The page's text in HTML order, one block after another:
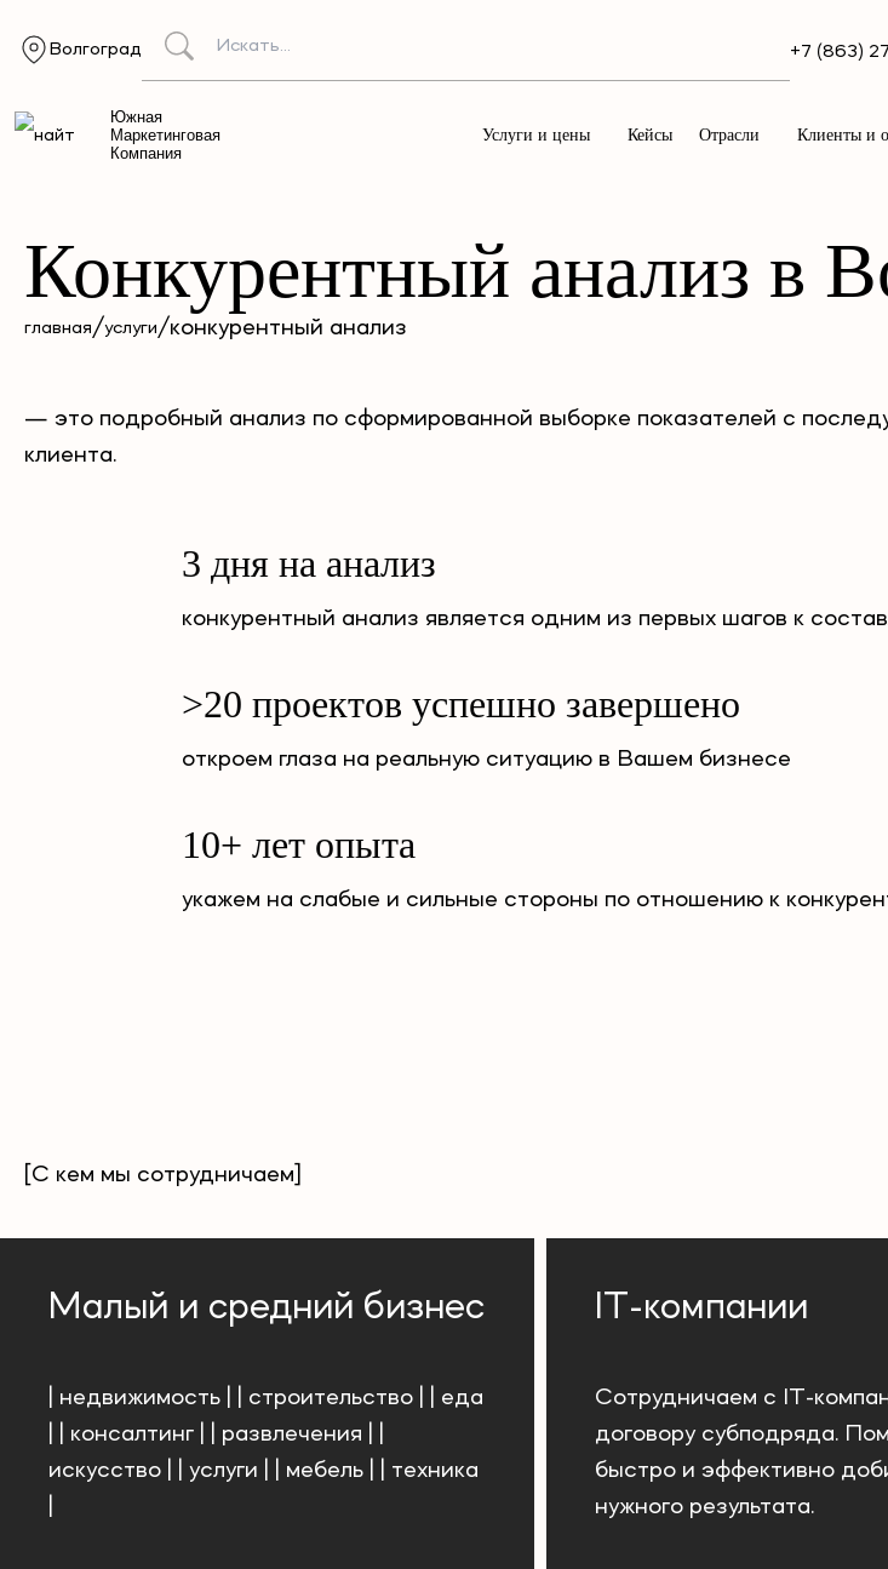
Волгоград +7 (863)
Южная
Маркетинговая
Компания
Услуги и цены Кейсы Отрасли Клиенты и
Конкурентный анализ в
главная/услуги/конкурентный анализ
— это подробный анализ по сформированной выборке показателей с
клиента.
3 дня на анализ
конкурентный анализ является одним из первых шагов к
>20 проектов успешно завершено
откроем глаза на реальную ситуацию в Вашем бизнесе
10+ лет опыта
укажем на слабые и сильные стороны по отношению к
[С кем мы сотрудничаем]
Малый и средний бизнес
| недвижимость | | строительство | | еда
| | консалтинг | | развлечения | |
искусство | | услуги | | мебель | | техника
IT-компании
Сотрудничаем с IT-
договору субподряда.
быстро и эффективно
нужного результата.